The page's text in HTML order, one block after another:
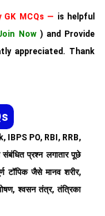
MCQs — is helpful
Now) and Provide
appreciated. Thank
IBPS PO, RBI, RRB,
प्रश्न लगातार पूछे
टॉपिक जैसे मानव शरीर,
श्वसन तंत्र, तंत्रिका